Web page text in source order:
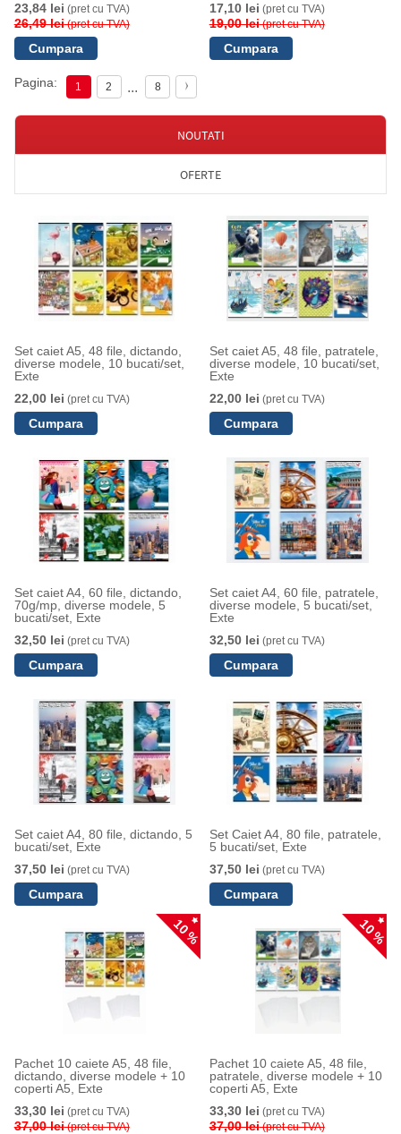
23,84 lei (pret cu TVA)
26,49 lei(pret cu TVA)
17,10 lei (pret cu TVA)
19,00 lei(pret cu TVA)
Pagina: 1 2 ... 8
NOUTATI
OFERTE
Set caiet A5, 48 file, dictando,
diverse modele, 10 bucati/set,
Exte
22,00 lei (pret cu TVA)
Set caiet A5, 48 file, patratele,
diverse modele, 10 bucati/set,
Exte
22,00 lei (pret cu TVA)
Set caiet A4, 60 file, dictando,
70g/mp, diverse modele, 5
bucati/set, Exte
32,50 lei (pret cu TVA)
Set caiet A4, 60 file, patratele,
diverse modele, 5 bucati/set,
Exte
32,50 lei (pret cu TVA)
Set caiet A4, 80 file, dictando, 5
bucati/set, Exte
37,50 lei (pret cu TVA)
Set Caiet A4, 80 file, patratele,
5 bucati/set, Exte
37,50 lei (pret cu TVA)
10 %
Pachet 10 caiete A5, 48 file,
dictando, diverse modele + 10
coperti A5, Exte
33,30 lei (pret cu TVA)
37,00 lei(pret cu TVA)
10 %
Pachet 10 caiete A5, 48 file,
patratele, diverse modele + 10
coperti A5, Exte
33,30 lei (pret cu TVA)
37,00 lei(pret cu TVA)